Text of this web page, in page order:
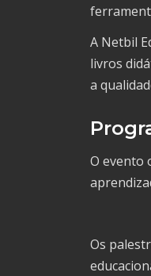
A Netbil
livros
a
O evento
Os